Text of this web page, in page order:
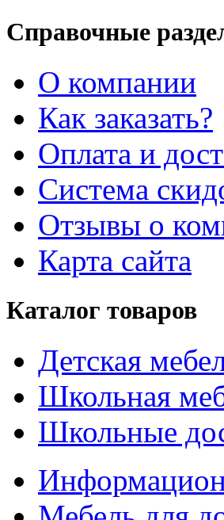
Справочные
О компании
Как заказать?
Оплата и
Система
Отзывы о
Карта сайта
Каталог товаров
Детская
Школьная
Школьные